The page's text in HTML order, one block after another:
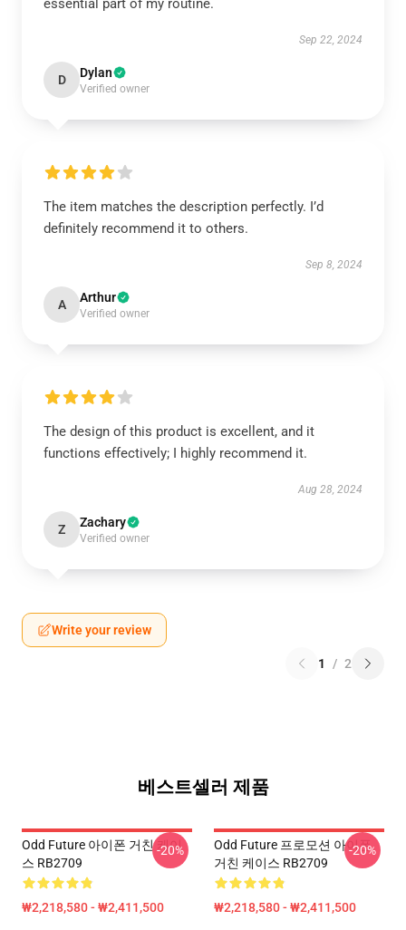
essential part of my routine.
Sep 22, 2024
D Dylan
Verified owner
The item matches the description perfectly. I’d
definitely recommend it to others.
Sep 8, 2024
A Arthur
Verified owner
The design of this product is excellent, and it
functions effectively; I highly recommend it.
Aug 28, 2024
Z Zachary
Verified owner
Write your review
1 / 2
베스트셀러 제품
Odd Future 아이폰 거친 케이
스 RB2709
₩2,218,580 - ₩2,411,500
-20%
Odd Future 프로모션 아이폰
거친 케이스 RB2709
₩2,218,580 - ₩2,411,500
-20%